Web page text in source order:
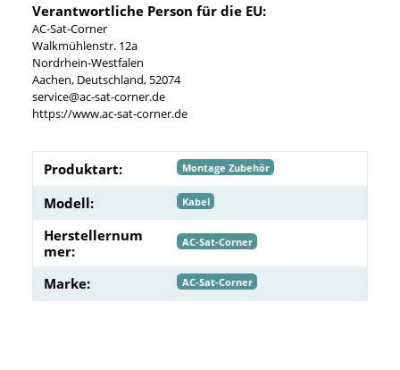
Verantwortliche Person für die EU:
AC-Sat-Corner
Walkmühlenstr. 12a
Nordrhein-Westfalen
Aachen, Deutschland, 52074
service@ac-sat-corner.de
https://www.ac-sat-corner.de
Produktart: Montage Zubehör
Modell: Kabel
Herstellernum
mer:
AC-Sat-Corner
Marke: AC-Sat-Corner